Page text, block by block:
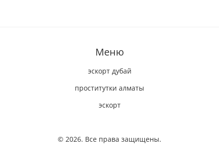
Меню
эскорт дубай
проститутки алматы
эскорт
© 2026. Все права защищены.